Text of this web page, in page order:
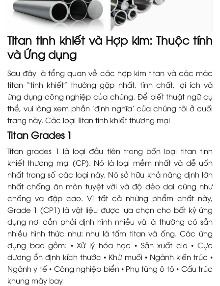
Titan tinh khiết và Hợp kim: Thuộc tính
và Ứng dụng
Sau đây là tổng quan về các hợp kim titan và các mác
titan “tinh khiết” thường gặp nhất, tính chất, lợi ích và
ứng dụng công nghiệp của chúng. Để biết thuật ngữ cụ
thể, vui lòng xem phần 'định nghĩa' của chúng tôi ở cuối
trang này. Các loại Titan tinh khiết thương mại
Titan Grades 1
Titan grades 1 là loại đầu tiên trong bốn loại titan tinh
khiết thương mại (CP). Nó là loại mềm nhất và dễ uốn
nhất trong số các loại này. Nó sở hữu khả năng định lớn
nhất chống ăn mòn tuyệt vời và độ dẻo dai cũng như
chống va đập cao. Vì tất cả những phẩm chất này,
Grade 1 (CP1) là vật liệu được lựa chọn cho bất kỳ ứng
dụng nơi cần phải định hình nhiều và là thường có sẵn
nhiều hình thức như: như là tấm titan và ống. Các ứng
dụng bao gồm: • Xử lý hóa học • Sản xuất clo • Cực
dương ổn định kích thước • Khử muối • Ngành kiến trúc •
Ngành y tế • Công nghiệp biển • Phụ tùng ô tô • Cấu trúc
khung máy bay